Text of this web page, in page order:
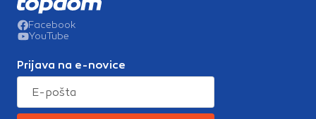
Facebook
YouTube
Prijava na e-novice